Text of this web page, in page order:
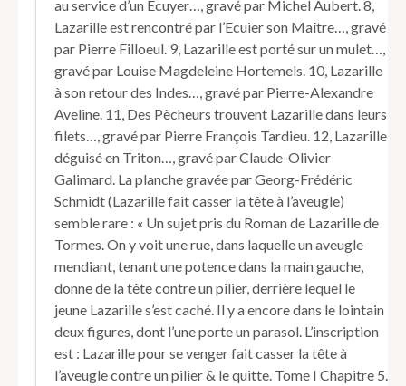
au service d’un Ecuyer…, gravé par Michel Aubert. 8,
Lazarille est rencontré par l’Ecuier son Maître…, gravé
par Pierre Filloeul. 9, Lazarille est porté sur un mulet…,
gravé par Louise Magdeleine Hortemels. 10, Lazarille
à son retour des Indes…, gravé par Pierre-Alexandre
Aveline. 11, Des Pècheurs trouvent Lazarille dans leurs
filets…, gravé par Pierre François Tardieu. 12, Lazarille
déguisé en Triton…, gravé par Claude-Olivier
Galimard. La planche gravée par Georg-Frédéric
Schmidt (Lazarille fait casser la tête à l’aveugle)
semble rare : « Un sujet pris du Roman de Lazarille de
Tormes. On y voit une rue, dans laquelle un aveugle
mendiant, tenant une potence dans la main gauche,
donne de la tête contre un pilier, derrière lequel le
jeune Lazarille s’est caché. Il y a encore dans le lointain
deux figures, dont l’une porte un parasol. L’inscription
est : Lazarille pour se venger fait casser la tête à
l’aveugle contre un pilier & le quitte. Tome I Chapitre 5.